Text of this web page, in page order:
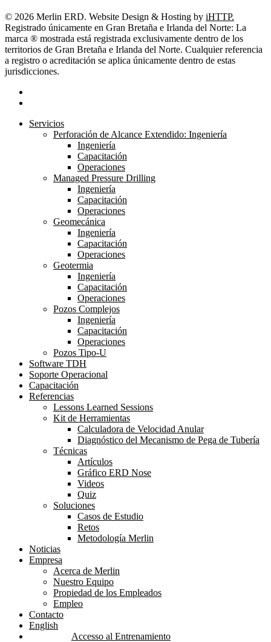
© 2026 Merlin ERD. Website Design & Hosting by iHTTP.
Registrado únicamente en Gran Bretaña e Irlanda del Norte: La
marca ® mostrada está registrada exclusivamente dentro de los
territorios de Gran Bretaña e Irlanda del Norte. Cualquier referencia
a registro o acreditación se aplica únicamente dentro de estas
jurisdicciones.
Close
Servicios
Perforación de Alcance Extendido: Ingeniería
Ingeniería
Capacitación
Operaciones
Managed Pressure Drilling
Ingeniería
Capacitación
Operaciones
Geomecánica
Ingeniería
Capacitación
Operaciones
Geotermia
Ingeniería
Capacitación
Operaciones
Pozos Complejos
Ingeniería
Capacitación
Operaciones
Pozos Tipo-U
Software TDH
Soporte Operacional
Capacitación
Referencias
Lessons Learned Sessions
Kit de Herramientas
Calculadora de Velocidad Anular
Diagnóstico del Mecanismo de Pega de Tubería
Técnicas
Artículos
Gráfico ERD Nose
Videos
Quiz
Soluciones
Casos de Estudio
Retos
Metodología Merlin
Noticias
Empresa
Acerca de Merlin
Nuestro Equipo
Propiedad de los Empleados
Empleo
Contacto
English
Accesso al Entrenamiento